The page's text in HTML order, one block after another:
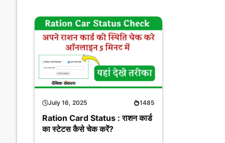
July 16, 2025 1485
Ration Card Status : राशन कार्ड
का स्टेटस कैसे चेक करें?